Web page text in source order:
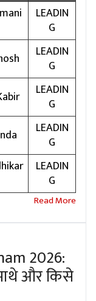
LEADIN
G
LEADIN
G
LEADIN
G
LEADIN
G
LEADIN
G
2026:
और किसे